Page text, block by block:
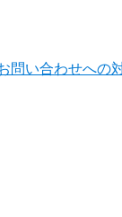
い合わせへの